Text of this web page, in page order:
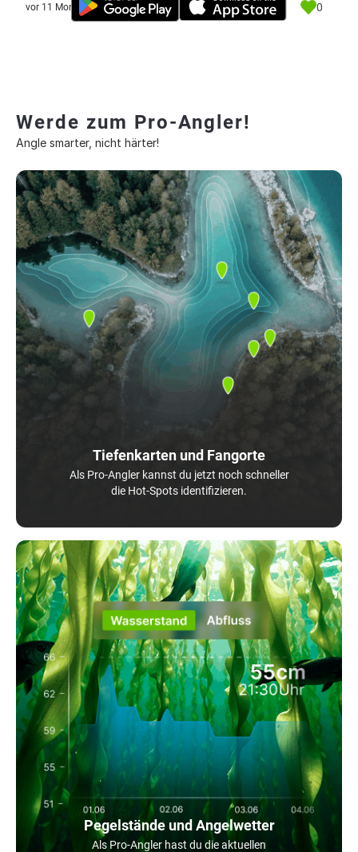
vor 11 Monate 0
Werde zum Pro-Angler!
Angle smarter, nicht härter!
Tiefenkarten und Fangorte
Als Pro-Angler kannst du jetzt noch schneller
die Hot-Spots identifizieren.
Pegelstände und Angelwetter
Als Pro-Angler hast du die aktuellen